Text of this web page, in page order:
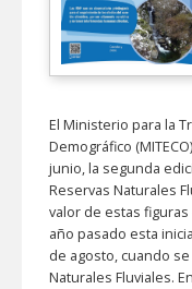
El Ministerio para la
Demográfico
junio, la segunda
Reservas Naturales
valor de estas
año pasado esta
de agosto, cuando
Naturales Fluviales.